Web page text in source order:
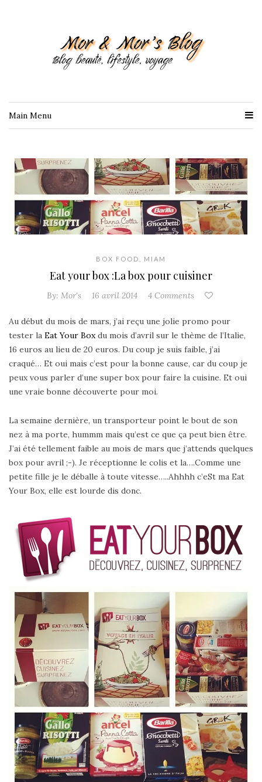
Main Menu
BOX FOOD MIAM
Eat your box :La box pour cuisiner
By: Mor's 16 avril 2014 4 Comments
Au début du mois de mars, j’ai reçu une jolie promo pour
tester la Eat Your Boxdu mois d’avril sur le thème de l’Italie,
16 euros au lieu de 20 euros. Du coup je suis faible, j’ai
craqué… Et oui mais c’est pour la bonne cause, car du coup je
peux vous parler d’une super box pour faire la cuisine. Et oui
une vraie bonne découverte pour moi.
La semaine dernière, un transporteur point le bout de son
nez à ma porte, hummm mais qu’est ce que ça peut bien être.
J’ai été tellement faible au mois de mars que j’attends quelques
box pour avril ;-). Je réceptionne le colis et la….Comme une
petite fille je le déballe à toute vitesse…..Ahhhh c’eSt ma Eat
Your Box, elle est lourde dis donc.